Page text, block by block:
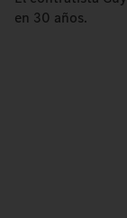
en 30 años.